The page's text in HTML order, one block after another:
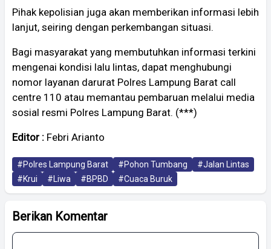
Pihak kepolisian juga akan memberikan informasi lebih
lanjut, seiring dengan perkembangan situasi.
Bagi masyarakat yang membutuhkan informasi terkini
mengenai kondisi lalu lintas, dapat menghubungi
nomor layanan darurat Polres Lampung Barat call
centre 110 atau memantau pembaruan melalui media
sosial resmi Polres Lampung Barat. (***)
Editor : Febri Arianto
#Polres Lampung Barat #Pohon Tumbang
#Jalan Lintas
#Krui
#Liwa #BPBD #Cuaca Buruk
Berikan Komentar